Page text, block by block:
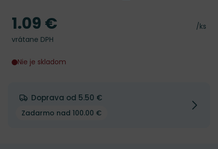
Cena
/ks
Cena
1.09 €
vrátane DPH
Nie je skladom
Doprava od 5.50 €
Zadarmo nad 100.00 €